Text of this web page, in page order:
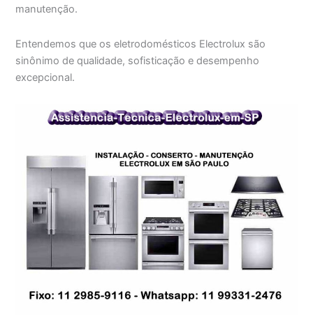
manutenção.
Entendemos que os eletrodomésticos Electrolux são
sinônimo de qualidade, sofisticação e desempenho
excepcional.